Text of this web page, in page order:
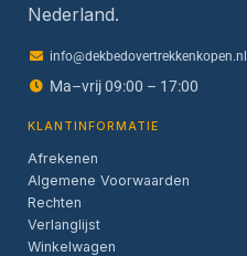
Nederland.
info@dekbedovertrekkenkopen.nl
Ma–vrij 09:00 – 17:00
KLANTINFORMATIE
Afrekenen
Algemene Voorwaarden
Rechten
Verlanglijst
Winkelwagen